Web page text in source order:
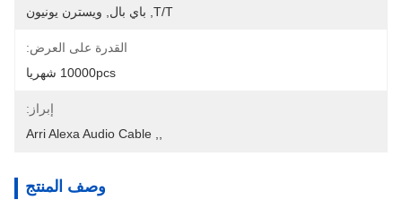
T/T, باي بال, ويسترن يونيون
القدرة على العرض:
10000pcs شهريا
إبراز:
Arri Alexa Audio Cable
وصف المنتج